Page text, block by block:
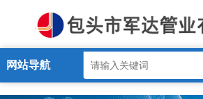
WB.COM
网站导航